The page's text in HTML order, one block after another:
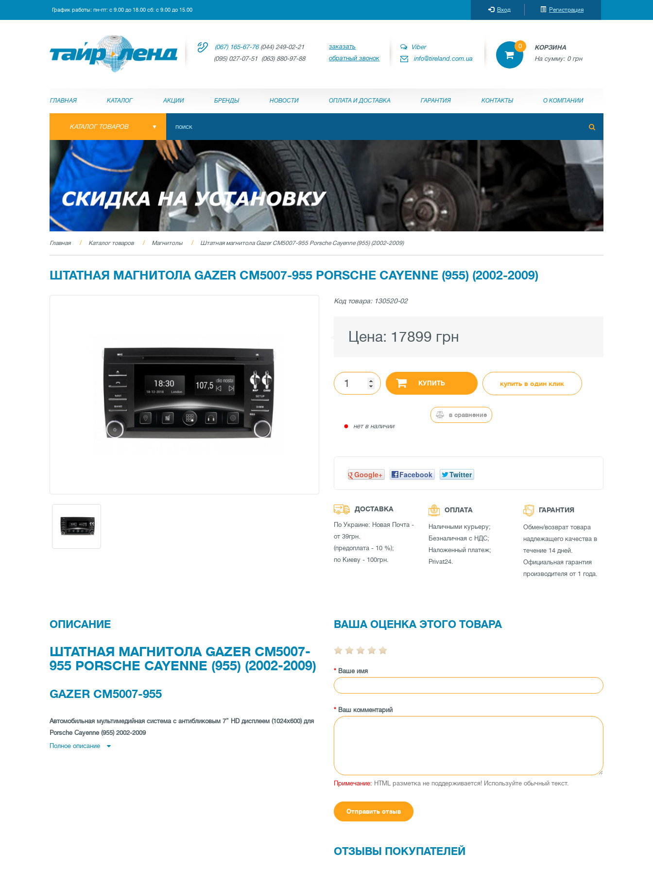
График работы: пн-пт: с 9.00 до 18.00 сб: с 9.00 до 15.00 Вход Регистрация
(067) 165-67-76(044) 249-02-21
(095) 027-07-51 (063) 880-97-88
заказать
обратный звонок
Viber
info@tireland.com.ua
0
КОРЗИНА
На сумму: 0 грн
ГЛАВНАЯ КАТАЛОГ АКЦИИ БРЕНДЫ НОВОСТИ ОПЛАТА И ДОСТАВКА ГАРАНТИЯ КОНТАКТЫ О КОМПАНИИ
КАТАЛОГ ТОВАРОВ
Главная Каталог товаров Магнитолы Штатная магнитола Gazer CM5007-955 Porsche Cayenne (955) (2002-2009)
ШТАТНАЯ МАГНИТОЛА GAZER CM5007-955 PORSCHE CAYENNE (955) (2002-2009)
Код товара: 130520-02
Цена: 17899 грн
КУПИТЬ купить в один клик
● нет в наличии
в сравнение
Google+ Facebook Twitter
ДОСТАВКА
По Украине: Новая Почта -
от 39грн.
(предоплата - 10 %);
по Киеву - 100грн.
ОПЛАТА
Наличными курьеру;
Безналичная с НДС;
Наложенный платеж;
Privat24.
ГАРАНТИЯ
Обмен/возврат товара
надлежащего качества в
течение 14 дней.
Официальная гарантия
производителя от 1 года.
ОПИСАНИЕ
ШТАТНАЯ МАГНИТОЛА GAZER CM5007-
955 PORSCHE CAYENNE (955) (2002-2009)
GAZER CM5007-955
Автомобильная мультимедийная система с антибликовым 7” HD дисплеем (1024x600) для
Porsche Cayenne (955) 2002-2009
Полное описание
ВАША ОЦЕНКА ЭТОГО ТОВАРА
Ваше имя
Ваш комментарий
Примечание: HTML разметка не поддерживается! Используйте обычный текст.
Отправить отзыв
ОТЗЫВЫ ПОКУПАТЕЛЕЙ